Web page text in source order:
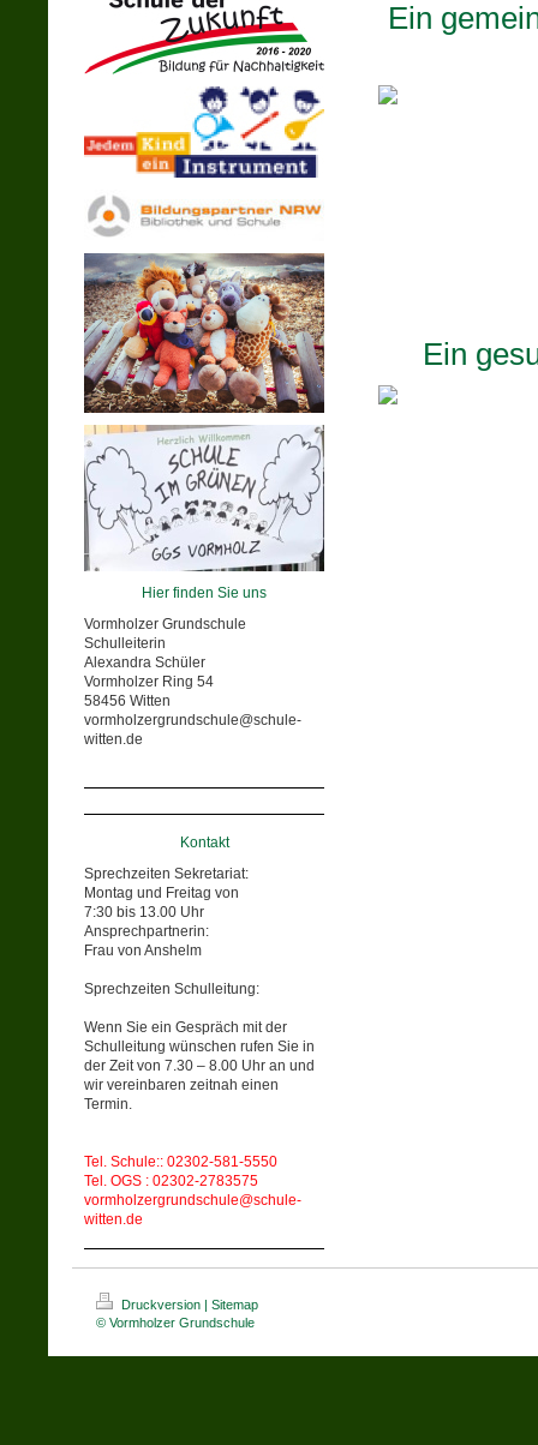
Hier finden Sie uns
Vormholzer Grundschule
Schulleiterin
Alexandra Schüler
Vormholzer Ring 54
58456 Witten
vormholzergrundschule@schule-
witten.de
Kontakt
Sprechzeiten Sekretariat:
Montag und Freitag von
7:30 bis 13.00 Uhr
Ansprechpartnerin:
Frau von Anshelm
Sprechzeiten Schulleitung:
Wenn Sie ein Gespräch mit der
Schulleitung wünschen rufen Sie in
der Zeit von 7.30 – 8.00 Uhr an und
wir vereinbaren zeitnah einen
Termin.
Tel. Schule:: 02302-581-5550
Tel. OGS : 02302-2783575
vormholzergrundschule@schule-
witten.de
Ein
Ein
Druckversion | Sitemap
© Vormholzer Grundschule